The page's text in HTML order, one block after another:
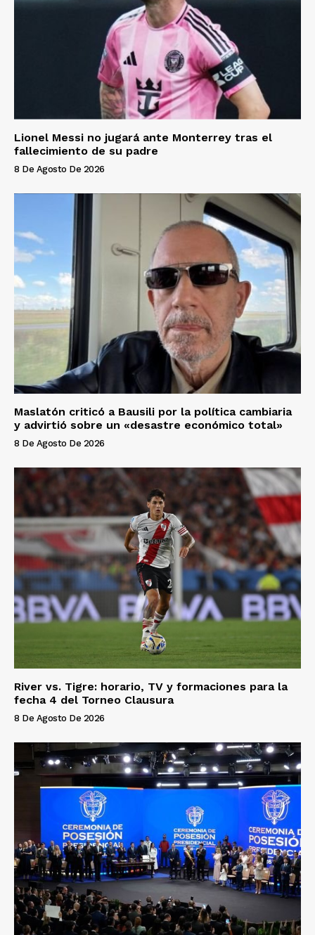
Lionel Messi no jugará ante Monterrey tras el
fallecimiento de su padre
8 De Agosto De 2026
Maslatón criticó a Bausili por la política cambiaria
y advirtió sobre un «desastre económico total»
8 De Agosto De 2026
River vs. Tigre: horario, TV y formaciones para la
fecha 4 del Torneo Clausura
8 De Agosto De 2026